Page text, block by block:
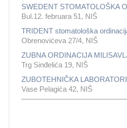
SWEDENT STOMATOLOŠKA
Bul.12. februara 51, NIŠ
TRIDENT stomatološka
Obrenovićeva 27/4, NIŠ
ZUBNA ORDINACIJA
Trg Sinđelića 19, NIŠ
ZUBOTEHNIČKA
Vase Pelagića 42, NIŠ